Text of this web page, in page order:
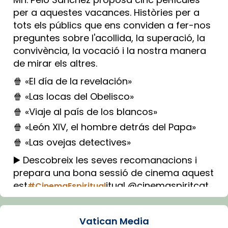
per a aquestes vacances. Històries per a
tots els públics que ens conviden a fer-nos
preguntes sobre l'acollida, la superació, la
convivència, la vocació i la nostra manera
de mirar els altres.
🍿 «El día de la revelación»
🍿 «Las locas del Obelisco»
🍿 «Viaje al país de los blancos»
🍿 «León XIV, el hombre detrás del Papa»
🍿 «Las ovejas detectives»
▶️ Descobreix les seves recomanacions i
prepara una bona sessió de cinema aquest
est#CinemaEspiritualitual @cinemaspiritcat
Imatge: Generada amb IA (OpenAI)
Vatican Media